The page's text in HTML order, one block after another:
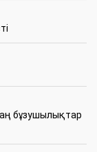
бұзушылықтар